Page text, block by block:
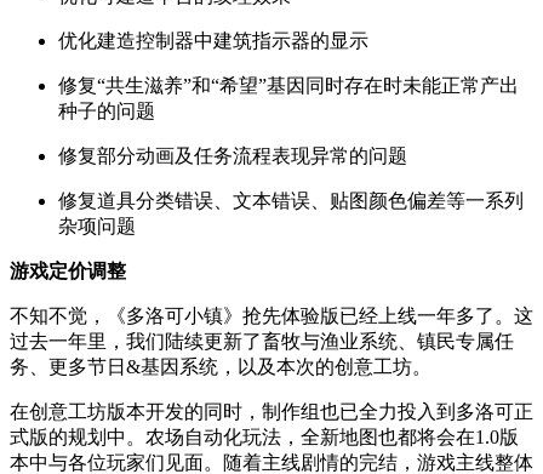
优化建造控制器中建筑指示器的显示
修复“共生滋养”和“希望”基因同时存在时未能正常产出
种子的问题
修复部分动画及任务流程表现异常的问题
修复道具分类错误、文本错误、贴图颜色偏差等一系列
杂项问题
游戏定价调整
不知不觉，《多洛可小镇》抢先体验版已经上线一年多了。这
过去一年里，我们陆续更新了畜牧与渔业系统、镇民专属任
务、更多节日&基因系统，以及本次的创意工坊。
在创意工坊版本开发的同时，制作组也已全力投入到多洛可正
式版的规划中。农场自动化玩法，全新地图也都将会在1.0版
本中与各位玩家们见面。随着主线剧情的完结，游戏主线整体